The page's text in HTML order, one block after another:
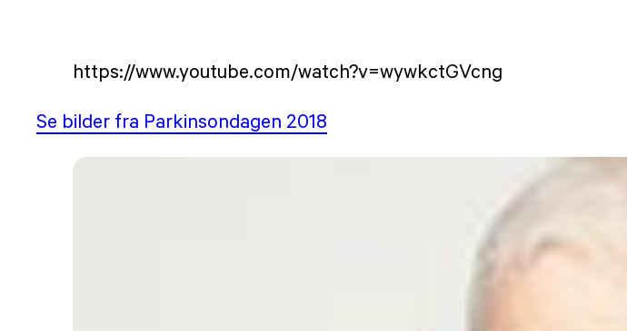
https://www.youtube.com/watch?v=wywkctGVcng
Se bilder fra Parkinsondagen 2018